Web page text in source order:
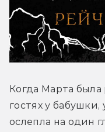
Когда Марта была
гостях у бабушки,
ослепла на один